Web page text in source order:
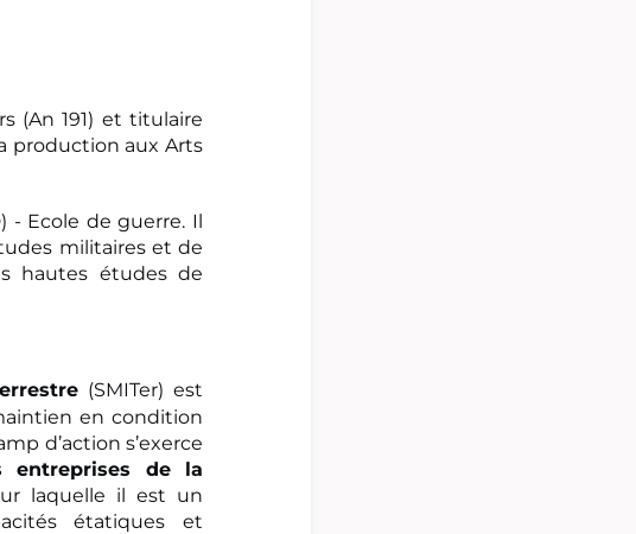
(An 191) et titulaire
production aux Arts
Ecole de guerre. Il
militaires et de
hautes études de
(SMITer) est
en condition
d’action s’exerce
entreprises de la
laquelle il est un
étatiques et